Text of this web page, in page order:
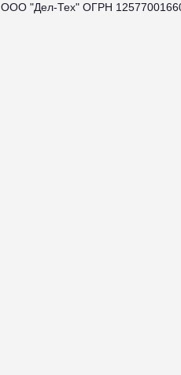
ООО "Дел-Тех" ОГРН